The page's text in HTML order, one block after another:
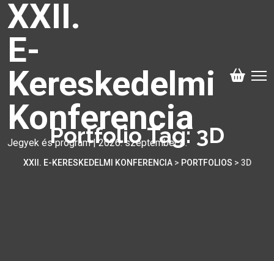
XXII.
E-
Kereskedelmi
Konferencia
Jegyek és program | 2026. szeptember 8.
Portfolio Tag:3D
XXII. E-KERESKEDELMI KONFERENCIA> PORTFOLIOS > 3D